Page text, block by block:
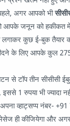
पहले, अगर आपको भी
आपके जनून को हकीकत
कुछ ई-बुक तैयार
के लिए आपके कुल
से टॉप तीन सीसीसी
इससे 1 रुपया भी ज्यादा
अपना व्हाट्सप्प नंबर-
ही कीजियेगा और